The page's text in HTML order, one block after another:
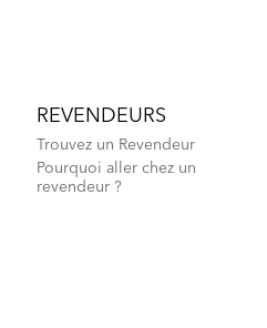
REVENDEURS
Trouvez un Revendeur
Pourquoi aller chez un
revendeur ?